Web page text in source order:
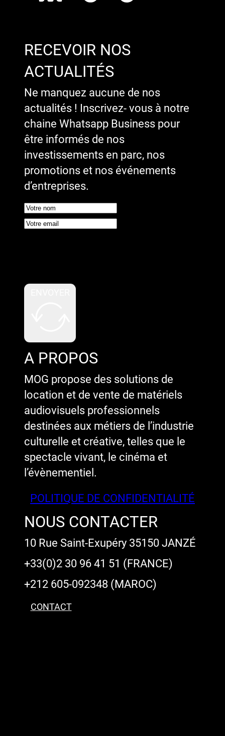
RECEVOIR NOS
ACTUALITÉS
Ne manquez aucune de nos
actualités ! Inscrivez- vous à notre
chaine Whatsapp Business pour
être informés de nos
investissements en parc, nos
promotions et nos événements
d’entreprises.
A PROPOS
MOG propose des solutions de
location et de vente de matériels
audiovisuels professionnels
destinées aux métiers de l’industrie
culturelle et créative, telles que le
spectacle vivant, le cinéma et
l’évènementiel.
POLITIQUE DE CONFIDENTIALITÉ
NOUS CONTACTER
10 Rue Saint-Exupéry 35150 JANZÉ
+33(0)2 30 96 41 51 (FRANCE)
+212 605-092348 (MAROC)
CONTACT